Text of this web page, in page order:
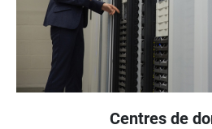
Centres de